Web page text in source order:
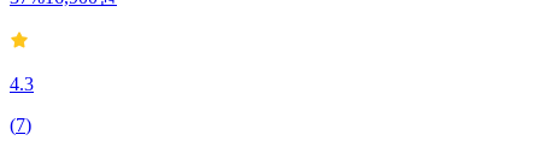
37%16,900원
4.3
(7)